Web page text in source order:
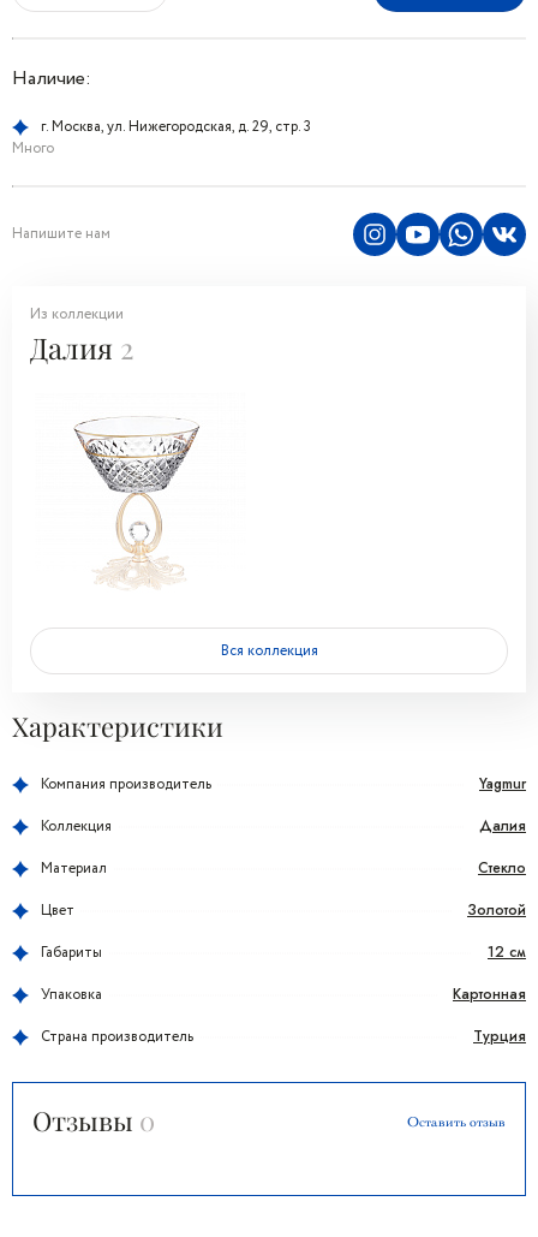
Наличие:
г. Москва, ул. Нижегородская, д. 29, стр. 3
Много
Напишите нам
Из коллекции
Далия 2
Вся коллекция
Характеристики
Компания производитель Yagmur
Коллекция Далия
Материал Стекло
Цвет Золотой
Габариты 12 см
Упаковка Картонная
Страна производитель Турция
Отзывы 0 Оставить отзыв